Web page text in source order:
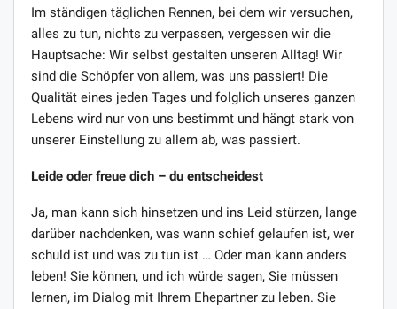
Im ständigen täglichen Rennen, bei dem wir versuchen,
alles zu tun, nichts zu verpassen, vergessen wir die
Hauptsache: Wir selbst gestalten unseren Alltag! Wir
sind die Schöpfer von allem, was uns passiert! Die
Qualität eines jeden Tages und folglich unseres ganzen
Lebens wird nur von uns bestimmt und hängt stark von
unserer Einstellung zu allem ab, was passiert.
Leide oder freue dich – du entscheidest
Ja, man kann sich hinsetzen und ins Leid stürzen, lange
darüber nachdenken, was wann schief gelaufen ist, wer
schuld ist und was zu tun ist … Oder man kann anders
leben! Sie können, und ich würde sagen, Sie müssen
lernen, im Dialog mit Ihrem Ehepartner zu leben. Sie